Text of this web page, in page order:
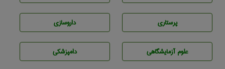
پرستاری داروسازی
علوم آزمايشگاهی دامپزشكی